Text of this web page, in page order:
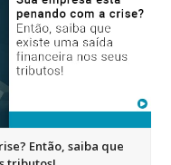
Então, saiba que